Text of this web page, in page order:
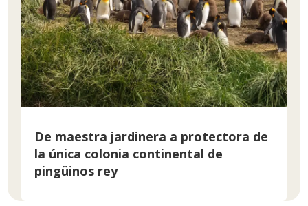
De maestra jardinera a protectora de
la única colonia continental de
pingüinos rey